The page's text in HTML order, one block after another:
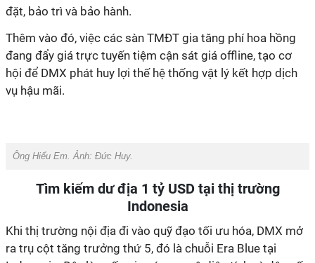
đặt, bảo trì và bảo hành.
Thêm vào đó, việc các sàn TMĐT gia tăng phí hoa hồng
đang đẩy giá trực tuyến tiệm cận sát giá offline, tạo cơ
hội để DMX phát huy lợi thế hệ thống vật lý kết hợp dịch
vụ hậu mãi.
Ông Hiểu Em. Ảnh: Đức Huy.
Tìm kiếm dư địa 1 tỷ USD tại thị trường
Indonesia
Khi thị trường nội địa đi vào quỹ đạo tối ưu hóa, DMX mở
ra trụ cột tăng trưởng thứ 5, đó là chuỗi Era Blue tại